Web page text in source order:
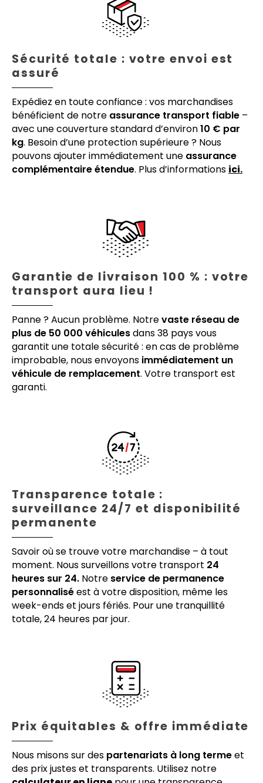
Sécurité totale : votre envoi est
assuré
Expédiez en toute confiance : vos marchandises
bénéficient de notre assurance transport fiable –
avec une couverture standard d’environ10 € par
kg. Besoin d’une protection supérieure ? Nous
pouvons ajouter immédiatement une assurance
complémentaire étendue. Plus d’informations ici.
Garantie de livraison 100 % : votre
transport aura lieu !
Panne ? Aucun problème. Notrevaste réseau de
plus de 50 000 véhiculesdans 38 pays vous
garantit une totale sécurité : en cas de problème
improbable, nous envoyons immédiatement un
véhicule de remplacement. Votre transport est
garanti.
Transparence totale :
surveillance 24/7 et disponibilité
permanente
Savoir où se trouve votre marchandise – à tout
moment. Nous surveillons votre transport 24
heures sur 24. Notre service de permanence
personnaliséest à votre disposition, même les
week-ends et jours fériés. Pour une tranquillité
totale, 24 heures par jour.
Prix équitables & offre immédiate
Nous misons sur des partenariats à long termeet
des prix justes et transparents. Utilisez notre